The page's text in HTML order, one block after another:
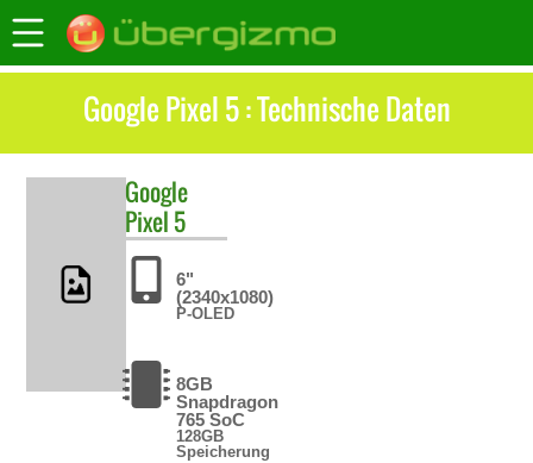
Google Pixel 5 : Technische Daten
Google
Pixel 5
6"
(2340x1080)
P-OLED
8GB
Snapdragon
765 SoC
128GB
Speicherung